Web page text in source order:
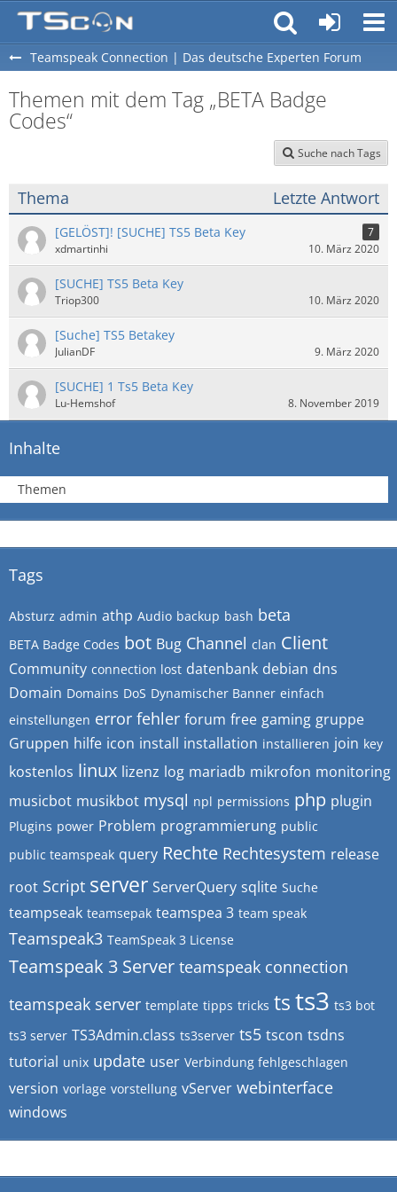
Teamspeak Connection | Das deutsche Experten Forum
Themen mit dem Tag „BETA Badge
Codes“
Suche nach Tags
Thema Letzte Antwort
[GELÖST]! [SUCHE] TS5 Beta Key
7
xdmartinhi
10. März 2020
[SUCHE] TS5 Beta Key
Triop300 10. März 2020
[Suche] TS5 Betakey
JulianDF 9. März 2020
[SUCHE] 1 Ts5 Beta Key
Lu-Hemshof 8. November 2019
Inhalte
Themen
Tags
Absturz admin athp Audio backup bash beta
BETA Badge Codes bot Bug Channel clan Client
Community connection lost datenbank debian dns
Domain Domains DoS Dynamischer Banner einfach
einstellungen error fehler forum free gaming gruppe
Gruppen hilfe icon install installation installieren join key
kostenlos linux lizenz log mariadb mikrofon monitoring
musicbot musikbot mysql npl permissions php plugin
Plugins power Problem programmierung public
public teamspeak query Rechte Rechtesystem release
root Script server ServerQuery sqlite Suche
teampseak teamsepak teamspea 3 team speak
Teamspeak3 TeamSpeak 3 License
Teamspeak 3 Server teamspeak connection
teamspeak server template tipps tricks tsts3 ts3 bot
ts3 server TS3Admin.class ts3server ts5 tscon tsdns
tutorial unix update user Verbindung fehlgeschlagen
version vorlage vorstellung vServer webinterface
windows